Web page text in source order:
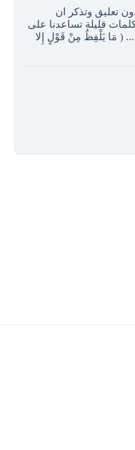
تعليق وتذكر ان
قليلة تساعدنا على
... ( مَا يَلْفِظُ مِنْ قَوْلٍ إِلا